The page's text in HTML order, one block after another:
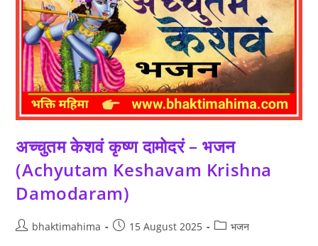
अच्चुतम केशवं कृष्ण दामोदरं – भजन
(Achyutam Keshavam Krishna
Damodaram)
Postbhaktimahima
Post15 August 2025
Postभजन